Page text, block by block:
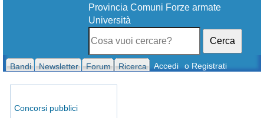
Provincia Comuni Forze armate
Università
Cerca
Bandi Newsletter Forum Ricerca Accedi o Registrati
Concorsi pubblici